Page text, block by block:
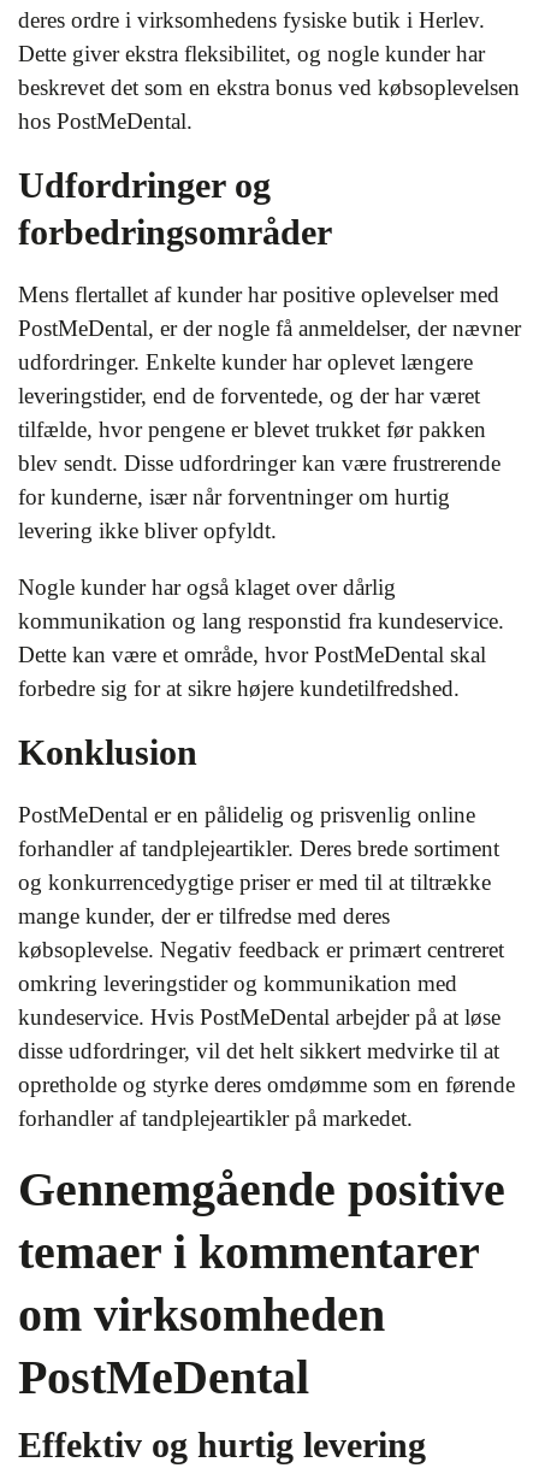
deres ordre i virksomhedens fysiske butik i Herlev.
Dette giver ekstra fleksibilitet, og nogle kunder har
beskrevet det som en ekstra bonus ved købsoplevelsen
hos PostMeDental.
Udfordringer og
forbedringsområder
Mens flertallet af kunder har positive oplevelser med
PostMeDental, er der nogle få anmeldelser, der nævner
udfordringer. Enkelte kunder har oplevet længere
leveringstider, end de forventede, og der har været
tilfælde, hvor pengene er blevet trukket før pakken
blev sendt. Disse udfordringer kan være frustrerende
for kunderne, især når forventninger om hurtig
levering ikke bliver opfyldt.
Nogle kunder har også klaget over dårlig
kommunikation og lang responstid fra kundeservice.
Dette kan være et område, hvor PostMeDental skal
forbedre sig for at sikre højere kundetilfredshed.
Konklusion
PostMeDental er en pålidelig og prisvenlig online
forhandler af tandplejeartikler. Deres brede sortiment
og konkurrencedygtige priser er med til at tiltrække
mange kunder, der er tilfredse med deres
købsoplevelse. Negativ feedback er primært centreret
omkring leveringstider og kommunikation med
kundeservice. Hvis PostMeDental arbejder på at løse
disse udfordringer, vil det helt sikkert medvirke til at
opretholde og styrke deres omdømme som en førende
forhandler af tandplejeartikler på markedet.
Gennemgående positive
temaer i kommentarer
om virksomheden
PostMeDental
Effektiv og hurtig levering